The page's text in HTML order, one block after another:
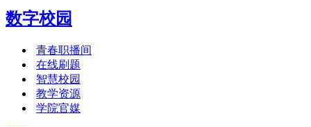
数字校园
青春职播间
在线刷题
智慧校园
教学资源
学院官媒